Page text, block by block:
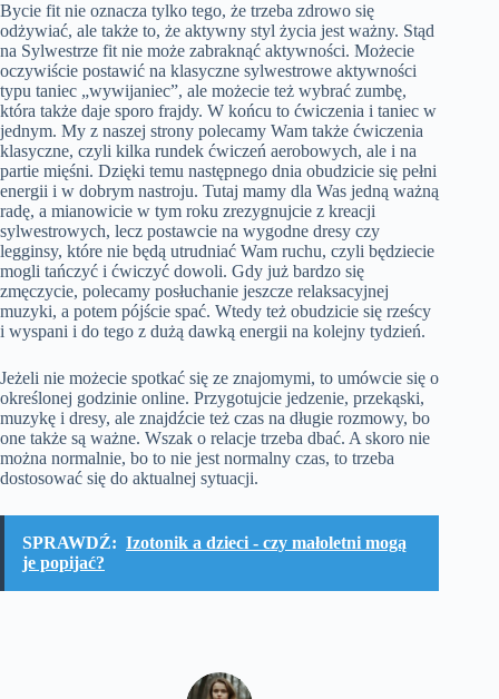
Bycie fit nie oznacza tylko tego, że trzeba zdrowo się
odżywiać, ale także to, że aktywny styl życia jest ważny. Stąd
na Sylwestrze fit nie może zabraknąć aktywności. Możecie
oczywiście postawić na klasyczne sylwestrowe aktywności
typu taniec „wywijaniec”, ale możecie też wybrać zumbę,
która także daje sporo frajdy. W końcu to ćwiczenia i taniec w
jednym. My z naszej strony polecamy Wam także ćwiczenia
klasyczne, czyli kilka rundek ćwiczeń aerobowych, ale i na
partie mięśni. Dzięki temu następnego dnia obudzicie się pełni
energii i w dobrym nastroju. Tutaj mamy dla Was jedną ważną
radę, a mianowicie w tym roku zrezygnujcie z kreacji
sylwestrowych, lecz postawcie na wygodne dresy czy
legginsy, które nie będą utrudniać Wam ruchu, czyli będziecie
mogli tańczyć i ćwiczyć dowoli. Gdy już bardzo się
zmęczycie, polecamy posłuchanie jeszcze relaksacyjnej
muzyki, a potem pójście spać. Wtedy też obudzicie się rześcy
i wyspani i do tego z dużą dawką energii na kolejny tydzień.
Jeżeli nie możecie spotkać się ze znajomymi, to umówcie się o
określonej godzinie online. Przygotujcie jedzenie, przekąski,
muzykę i dresy, ale znajdźcie też czas na długie rozmowy, bo
one także są ważne. Wszak o relacje trzeba dbać. A skoro nie
można normalnie, bo to nie jest normalny czas, to trzeba
dostosować się do aktualnej sytuacji.
SPRAWDŹ: Izotonik a dzieci - czy małoletni mogą
je popijać?